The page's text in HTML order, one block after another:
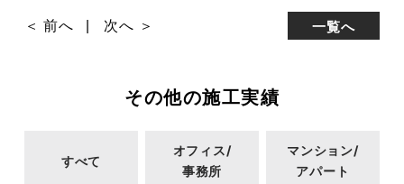
＜ 前へ 次へ ＞ 一覧へ
その他の施工実績
すべて
オフィス/
事務所
マンション/
アパート